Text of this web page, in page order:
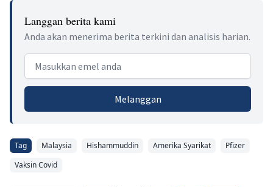
Langgan berita kami
Anda akan menerima berita terkini dan analisis harian.
Email address
Melanggan
Tag Malaysia Hishammuddin Amerika Syarikat
Pfizer
Vaksin Covid